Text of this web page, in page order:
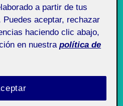
formas de aprendizaje.
enriquecedor avanzar
de los contenidos que
de los retos, a nivel personal
a partir de tus
Puedes aceptar, rechazar
haciendo clic abajo,
en nuestra política de